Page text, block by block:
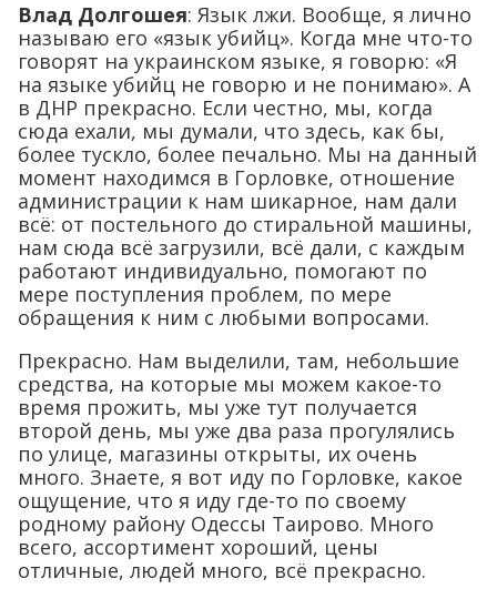
Влад Долгошея: Язык лжи. Вообще, я лично
называю его «язык убийц». Когда мне что-то
говорят на украинском языке, я говорю: «Я
на языке убийц не говорю и не понимаю». А
в ДНР прекрасно. Если честно, мы, когда
сюда ехали, мы думали, что здесь, как бы,
более тускло, более печально. Мы на данный
момент находимся в Горловке, отношение
администрации к нам шикарное, нам дали
всё: от постельного до стиральной машины,
нам сюда всё загрузили, всё дали, с каждым
работают индивидуально, помогают по
мере поступления проблем, по мере
обращения к ним с любыми вопросами.
Прекрасно. Нам выделили, там, небольшие
средства, на которые мы можем какое-то
время прожить, мы уже тут получается
второй день, мы уже два раза прогулялись
по улице, магазины открыты, их очень
много. Знаете, я вот иду по Горловке, какое
ощущение, что я иду где-то по своему
родному району Одессы Таирово. Много
всего, ассортимент хороший, цены
отличные, людей много, всё прекрасно.